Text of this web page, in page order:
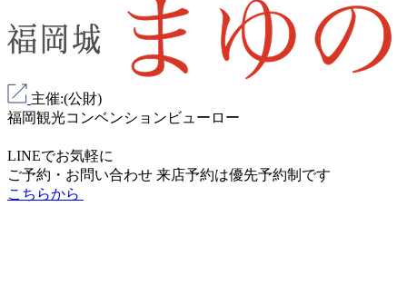
主催:(公財)
福岡観光コンベンションビューロー
LINEでお気軽に
ご予約・お問い合わせ 来店予約は優先予約制 です
こちらから